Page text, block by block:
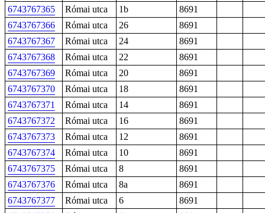
6743767365
Római utca 1b
8691
6743767366
Római utca 26
8691
6743767367
Római utca 24
8691
6743767368
Római utca 22
8691
6743767369
Római utca 20
8691
6743767370
Római utca 18
8691
6743767371
Római utca 14
8691
6743767372
Római utca 16
8691
6743767373
Római utca 12
8691
6743767374
Római utca 10
8691
6743767375
Római utca 8
8691
6743767376
Római utca 8a
8691
6743767377
Római utca 6
8691